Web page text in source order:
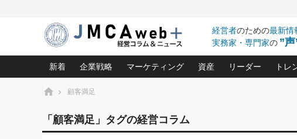
経営者のための最新情
実務家・専門家の ”声
新着 企業戦略
中小企業の「１位づくり」戦略(96)
利益を最大化する「業務改善」横田尚哉氏(5)
マーケティング
ネット戦略成功の秘訣 圧倒的に儲かる仕組
ビジネスを一瞬で制する！一流グローバル
資産
どうなる金融業界(39)
リーダー
ビジネスリーダ
トレ
ホーム 顧客満足
「顧客満足」タグの経営コラム